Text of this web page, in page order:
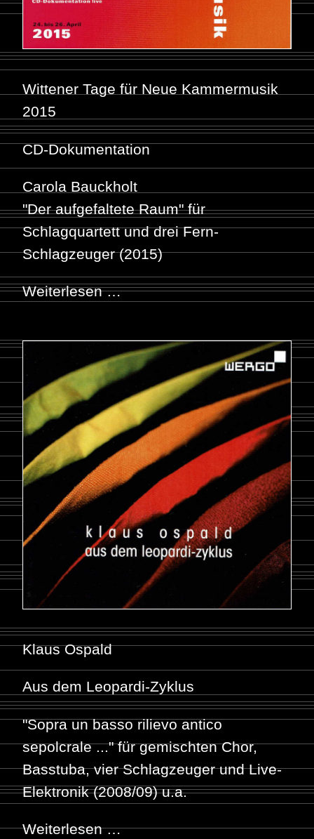
Wittener Tage für Neue Kammermusik
2015
CD-Dokumentation
Carola Bauckholt
"Der aufgefaltete Raum" für
Schlagquartett und drei Fern-
Schlagzeuger (2015)
Weiterlesen …
Klaus Ospald
Aus dem Leopardi-Zyklus
"Sopra un basso rilievo antico
sepolcrale ..." für gemischten Chor,
Basstuba, vier Schlagzeuger und Live-
Elektronik (2008/09) u.a.
Weiterlesen …